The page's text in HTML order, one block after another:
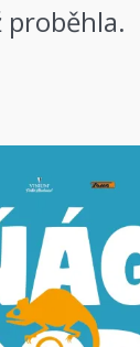
proběhla.